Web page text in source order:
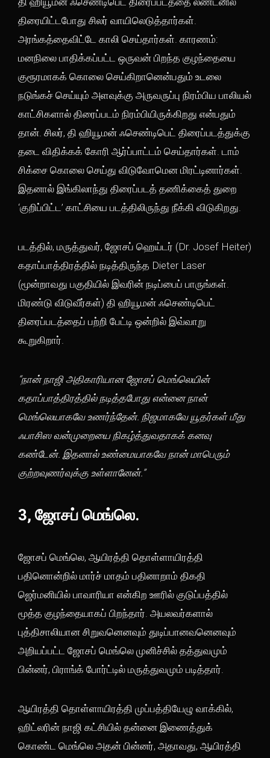
திரையிட்டபோது சிலர் வாயிலெடுத்தார்கள்.
அரங்கத்தைவிட்டே காலி செய்தார்கள். காரணம்:
மனநிலை பாதிக்கப்பட்ட ஒருவன் பிறந்த குழந்தையை
குரூரமாகக் கொலை செய்கிறானென்பதும் உடலை
நடுங்கச் செய்யும் அளவுக்கு அருவருப்பு நிரம்பிய பாலியல்
காட்சிகளால் திரைப்படம் நிரம்பியிருக்கிறது என்பதும்
தான். சிலர், தி ஹியூமன் ஃசெண்டிபெட் திரைப்படத்துக்கு
தடை விதிக்கக் கோரி ஆர்ப்பாட்டம் செய்தார்கள். டாம்
சிக்சை கொலை செய்து விடுவோமென மிரட்டினார்கள்.
இதனால் இங்கிலாந்து திரைப்படத் தணிக்கைத் துறை
‘குறிப்பிட்ட’ காட்சியை படத்திலிருந்து நீக்கி விடுகிறது.
படத்தில், மருத்துவர், ஜோசப் ஹெய்டர் (Dr. Josef Heiter)
கதாப்பாத்திரத்தில் நடித்திருந்த Dieter Laser
(மூன்றாவது பகுதியில் இவரின் நடிப்பைப் பாருங்கள்.
மிரண்டு விடுவீர்கள்) தி ஹியூமன் ஃசெண்டிபெட்
திரைப்படத்தைப் பற்றி பேட்டி ஒன்றில் இவ்வாறு
கூறுகிறார்.
“நான் நாஜி அதிகாரியான ஜோசப் மெங்லெயின்
கதாப்பாத்திரத்தில் நடித்தபோது என்னை நான்
மெங்லெயாகவே உணர்ந்தேன். நிஜமாகவே யூதர்கள் மீது
ஃபாசிஸ வன்முறையை நிகழ்த்துவதாகக் கனவு
கண்டேன். இதனால் உண்மையாகவே நான் மாபெரும்
குற்றவுணர்வுக்கு உள்ளானேன்.”
3, ஜோசப் மெங்லெ.
ஜோசப் மெங்லெ, ஆயிரத்தி தொள்ளாயிரத்தி
பதினொன்றில் மார்ச் மாதம் பதினாறாம் திகதி
ஜெர்மனியில் பாவாரியா என்கிற ஊரில் குடுப்பத்தில்
மூத்த குழந்தையாகப் பிறந்தார். அயலவர்களால்
புத்திசாலியான சிறுவனெனவும் துடிப்பானவனெனவும்
அறியப்பட்ட ஜோசப் மெங்லெ முனிச்சில் தத்துவமும்
பின்னர், பிராங்க் போர்ட்டில் மருத்துவமும் படித்தார்.
ஆயிரத்தி தொள்ளாயிரத்தி முப்பத்தியேழு வாக்கில்,
ஹிட்லரின் நாஜி கட்சியில் தன்னை இணைத்துக்
கொண்ட மெங்லெ அதன் பின்னர், அதாவது, ஆயிரத்தி